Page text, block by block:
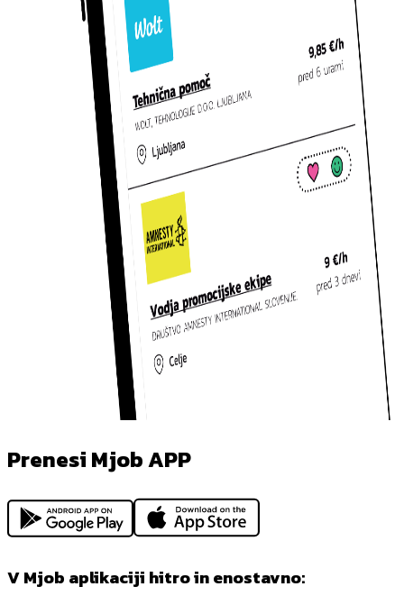
Prenesi Mjob APP
V Mjob aplikaciji hitro in enostavno: